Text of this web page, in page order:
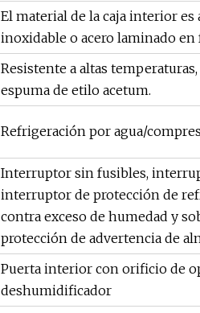
El material de la caja interior es
inoxidable o acero laminado
Resistente a altas
espuma de etilo acetum.
Refrigeración por agua/
Interruptor sin fusibles,
interruptor de protección de
contra exceso de humedad y
protección de advertencia de
Puerta interior con orificio de
deshumidificador